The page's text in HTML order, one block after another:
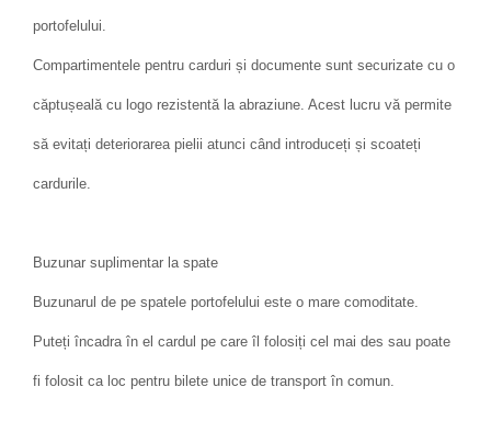
portofelului.
Compartimentele pentru carduri și documente sunt securizate cu o
căptușeală cu logo rezistentă la abraziune. Acest lucru vă permite
să evitați deteriorarea pielii atunci când introduceți și scoateți
cardurile.
Buzunar suplimentar la spate
Buzunarul de pe spatele portofelului este o mare comoditate.
Puteți încadra în el cardul pe care îl folosiți cel mai des sau poate
fi folosit ca loc pentru bilete unice de transport în comun.